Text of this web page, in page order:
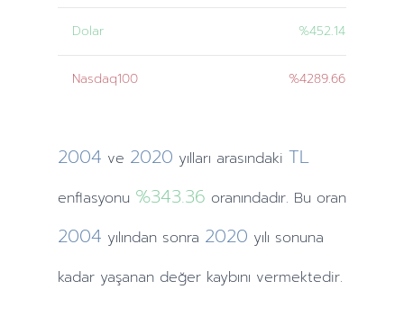
Dolar %452.14
Nasdaq100 %4289.66
2004 ve 2020 yılları arasındaki TL
enflasyonu %343.36 oranındadır. Bu oran
2004 yılındansonra 2020 yılı sonuna
kadar yaşanan değer kaybını vermektedir.